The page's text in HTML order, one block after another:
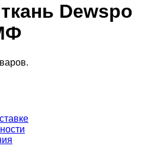
Dewspo